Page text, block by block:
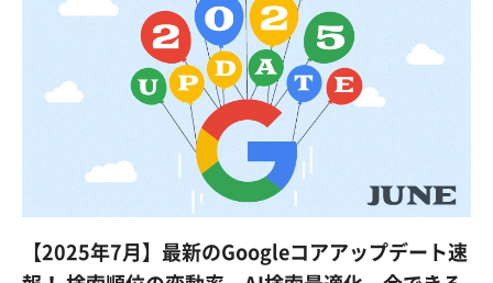
【2025年7月】最新のGoogleコアアップデート速